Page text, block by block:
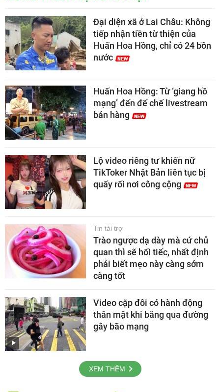
Đại diện xã ở Lai Châu: Không
tiếp nhận tiền từ thiện của
Huấn Hoa Hồng, chỉ có 24 bồn
nước
Huấn Hoa Hồng: Từ ‘giang hồ
mạng’ đến đế chế livestream
bán hàng
Lộ video riêng tư khiến nữ
TikToker Nhật Bản liên tục bị
quấy rối nơi công cộng
Tin tài trợ
Trào ngược dạ dày mà cứ chủ
quan thì sẽ hối tiếc, nhất định
phải biết mẹo này càng sớm
càng tốt
Video cặp đôi có hành động
thân mật khi băng qua đường
gây bão mạng
XEM THÊM